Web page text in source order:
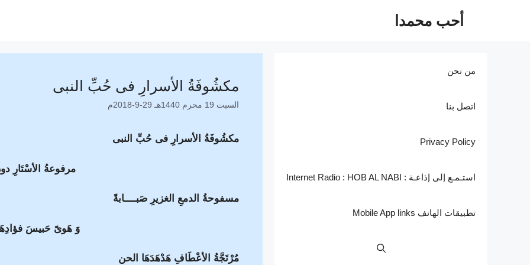
أحب محمدا
مكشُوفَةُ الأسرارِ فى حُبِّ النبى
السبت 19 محرم 1440هـ 29-9-2018م
مكشُوفَةُ الأسرارِ فى حُبِّ النبى
مرفوعةُ الأسْتَارِ
مسفوحةُ الدمعِ الغزيرِ صَبــــابةً
وَ هَوىً حَبيسَ
مُرْتَجَّةُ الأعْطَافِ هَدْهَدَهَا الحن
من نحن
اتصل بنا
Privacy Policy
استـمـع إلى إذاعـة : Internet Radio : HOB AL NABI
تطبيقات الهاتف Mobile App links